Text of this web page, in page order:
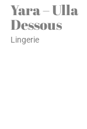
Yara – Ulla
Dessous
Lingerie